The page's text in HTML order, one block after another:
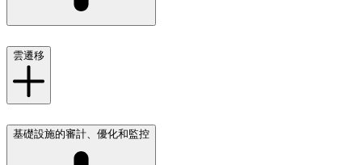
雲遷移
基礎設施的審計、優化和監控